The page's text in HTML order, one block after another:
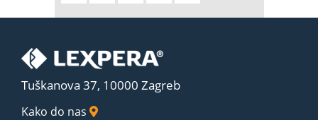
Tuškanova 37, 10000 Zagreb
Kako do nas